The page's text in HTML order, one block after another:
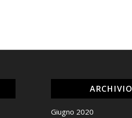
ARCHIVIO
Giugno 2020